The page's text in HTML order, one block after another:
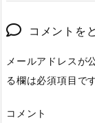
コメントを
メールアドレスが
る欄は必須項目で
コメント